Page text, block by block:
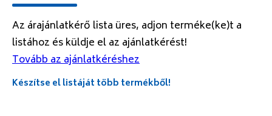
Az árajánlatkérő lista üres, adjon terméke(ke)t a
listához és küldje el az ajánlatkérést!
Tovább az ajánlatkéréshez
Készítse el listáját több termékből!